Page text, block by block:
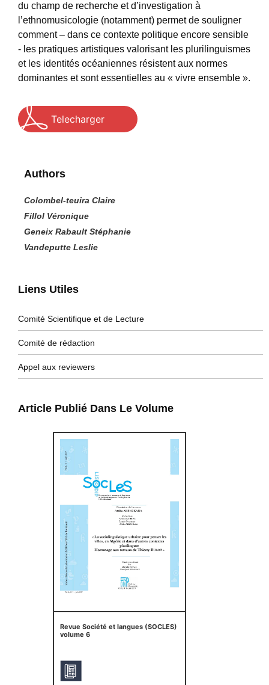
Liens Utiles
Comité Scientifique et de Lecture
Comité de rédaction
Appel aux reviewers
Article Publié Dans Le Volume
Revue Société et langues (SOCLES)
volume 6
du champ de recherche et d’investigation à
l’ethnomusicologie (notamment) permet de souligner
comment – dans ce contexte politique encore sensible
- les pratiques artistiques valorisant les plurilinguismes
et les identités océaniennes résistent aux normes
dominantes et sont essentielles au « vivre ensemble ».
Telecharger
Authors
Colombel-teuira Claire
Fillol Véronique
Geneix Rabault Stéphanie
Vandeputte Leslie